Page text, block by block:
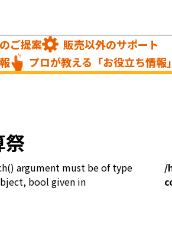
ご提案
販売以外のサポート
プロが教える「お役立ち情報」
祭
argument must be of type
bool given in
/